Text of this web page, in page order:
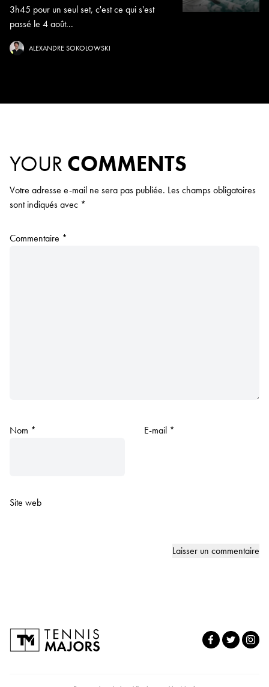
3h45 pour un seul set, c'est ce qui s'est
passé le 4 août...
ALEXANDRE SOKOLOWSKI
YOUR COMMENTS
Votre adresse e-mail ne sera pas publiée. Les champs obligatoires
sont indiqués avec *
Commentaire *
Nom * E-mail *
Site web